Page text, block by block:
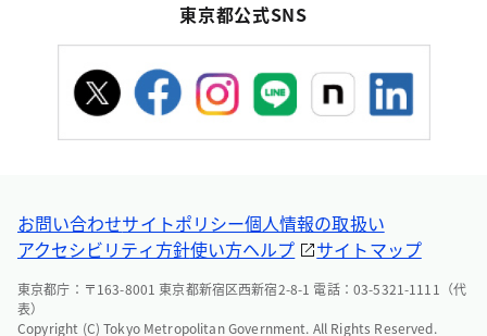
東京都公式SNS
お問い合わせサイトポリシー個人情報の取扱い
アクセシビリティ方針使い方ヘルプ サイトマップ
東京都庁：〒163-8001 東京都新宿区西新宿2-8-1 電話：03-5321-1111（代
表）
Copyright (C) Tokyo Metropolitan Government. All Rights Reserved.